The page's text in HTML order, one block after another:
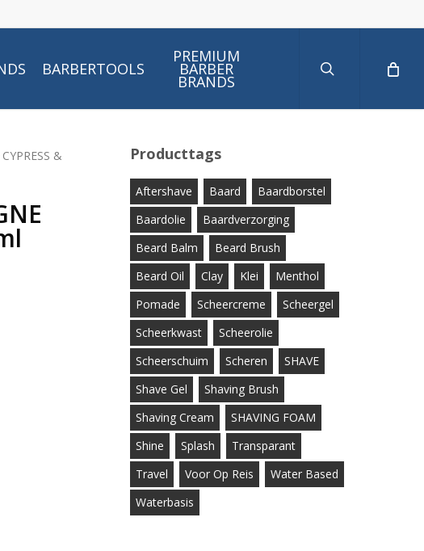
BARBERTOOLS
PREMIUM
BARBER
BRANDS
&
Producttags
Aftershave Baard
Baardborstel
Baardolie
Baardverzorging
Beard Balm
Beard Brush
Beard Oil
Clay Klei
Menthol
Pomade
Scheercreme
Scheergel
Scheerkwast
Scheerolie
Scheerschuim
Scheren
SHAVE
Shave Gel
Shaving Brush
Shaving Cream
SHAVING FOAM
Shine
Splash
Transparant
Travel
Voor Op Reis
Water Based
Waterbasis